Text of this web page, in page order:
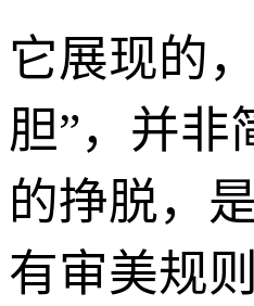
它展现的
胆”，并非
的挣脱，
有审美规